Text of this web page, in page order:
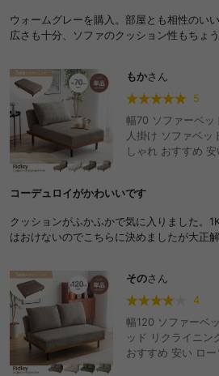
ウォームグレーを購入。部屋とも相性のい
広さも十分、ソファのクッション性もちょ
もかさん
5
幅70 ソファーベッ
人掛け ソファベッ
しゃれ おすすめ
りたたみ 寝れる ご
コーデュロイがかわいいです
クッションがふかふかで気に入りました。
はおけないのでこちらに決めましたが大正解
そのさん
4
幅120 ソファーベ
ッド リクライニン
おすすめ 安い ロ